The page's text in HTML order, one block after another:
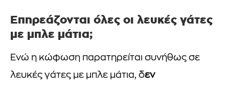
Επηρεάζονται όλες οι λευκές γάτες
με μπλε μάτια;
Ενώ η κώφωση παρατηρείται συνήθως σε
λευκές γάτες με μπλε μάτια, δεν